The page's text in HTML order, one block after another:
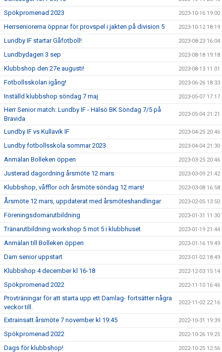
Spökpromenad 2023 2023-10-16 19:00
Herrseniorerna öppnar för provspel i jakten på division 5 2023-10-12 18:19
Lundby IF startar Gåfotboll! 2023-08-23 16:04
Lundbydagen 3 sep 2023-08-18 19:18
Klubbshop den 27e augusti! 2023-08-13 11:01
Fotbollsskolan igång! 2023-06-26 18:33
Inställd klubbshop söndag 7 maj 2023-05-07 17:17
Herr Senior match: Lundby IF - Hälsö BK Söndag 7/5 på
Bravida
2023-05-04 21:21
Lundby IF vs Kullavik IF 2023-04-25 20:46
Lundby fotbollsskola sommar 2023 2023-04-04 21:30
Anmälan Bolleken öppen 2023-03-25 20:46
Justerad dagordning årsmöte 12 mars 2023-03-09 21:42
Klubbshop, våfflor och årsmöte söndag 12 mars! 2023-03-08 16:58
Årsmöte 12 mars, uppdaterat med årsmöteshandlingar 2023-02-05 13:50
Föreningsdomarutbildning 2023-01-31 11:30
Tränarutbildning workshop 5 mot 5 i klubbhuset 2023-01-19 21:44
Anmälan till Bolleken öppen 2023-01-16 19:49
Dam senior uppstart 2023-01-02 18:49
Klubbshop 4 december kl 16-18 2022-12-03 15:14
Spökpromenad 2022 2022-11-10 16:46
Provträningar för att starta upp ett Damlag- fortsätter några
veckor till.
2022-11-02 22:16
Extrainsatt årsmöte 7 november kl 19:45 2022-10-31 19:39
Spökpromenad 2022 2022-10-26 19:25
Dags för klubbshop! 2022-10-25 12:56